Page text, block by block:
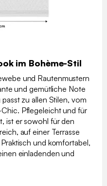
im Bohème-Stil
und Rautenmustern
und gemütliche Note
zu allen Stilen, vom
Pflegeleicht und für
ist er sowohl für den
auf einer Terrasse
und komfortabel,
einladenden und